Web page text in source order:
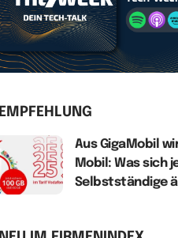
EMPFEHLUNG
Aus GigaMobil
Mobil: Was sich
Selbstständige